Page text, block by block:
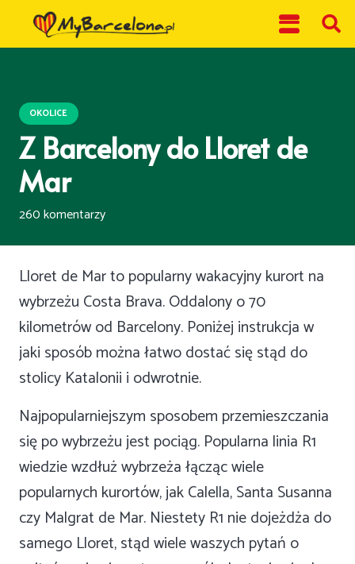
OKOLICE
Z Barcelony do Lloret de
Mar
260komentarzy
Lloret de Mar to popularny wakacyjny kurort na
wybrzeżu Costa Brava. Oddalony o 70
kilometrów od Barcelony. Poniżej instrukcja w
jaki sposób można łatwo dostać się stąd do
stolicy Katalonii i odwrotnie.
Najpopularniejszym sposobem przemieszczania
się po wybrzeżu jest pociąg. Popularna linia R1
wiedzie wzdłuż wybrzeża łącząc wiele
popularnych kurortów, jak Calella, Santa Susanna
czy Malgrat de Mar. Niestety R1 nie dojeżdża do
samego Lloret, stąd wiele waszych pytań o